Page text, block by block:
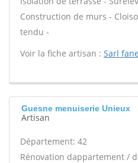
Construction de murs -
tendu -
Voir la fiche artisan : Sarl
Guesne menuiserie Unieux
Artisan
Département: 42
Rénovation dappartement /